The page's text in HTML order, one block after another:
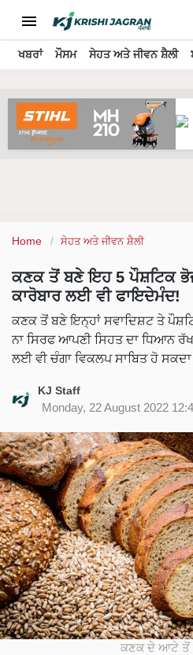
ਖਬਰਾਂ ਮੌਸਮ ਸੇਹਤ ਅਤੇ ਜੀਵਨ ਸ਼ੈਲੀ
Home ਸੇਹਤ ਅਤੇ ਜੀਵਨ ਸ਼ੈਲੀ
ਕਣਕ ਤੋਂ ਬਣੇ ਇਹ 5 ਪੌਸ਼ਟਿਕ
ਕਾਰੋਬਾਰ ਲਈ ਵੀ ਫਾਇਦੇਮੰਦ!
ਕਣਕ ਤੋਂ ਬਣੇ ਇਨ੍ਹਾਂ ਸਵਾਦਿਸ਼ਟ ਤੇ
ਨਾ ਸਿਰਫ ਆਪਣੀ ਸਿਹਤ ਦਾ ਧਿਆਨ
ਲਈ ਵੀ ਚੰਗਾ ਵਿਕਲਪ ਸਾਬਿਤ ਹੋ ਸਕਦਾ
KJ Staff
Monday, 22 August 2022
ਕਣਕ ਦੇ ਆਟੇ ਤੋਂ